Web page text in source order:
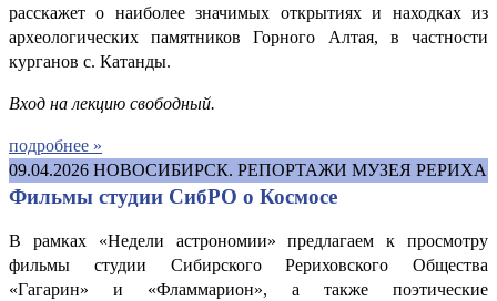
расскажет о наиболее значимых открытиях и находках из
археологических памятников Горного Алтая, в частности
курганов с. Катанды.
Вход на лекцию свободный.
подробнее »
09.04.2026 НОВОСИБИРСК. РЕПОРТАЖИ МУЗЕЯ РЕРИХА
Фильмы студии СибРО о Космосе
В рамках «Недели астрономии» предлагаем к просмотру
фильмы студии Сибирского Рериховского Общества
«Гагарин» и «Фламмарион», а также поэтические